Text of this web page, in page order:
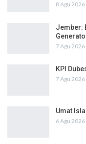
8 Agu 2026
Jember:
7 Agu 2026
KPI
7 Agu 2026
Umat
6 Agu 2026